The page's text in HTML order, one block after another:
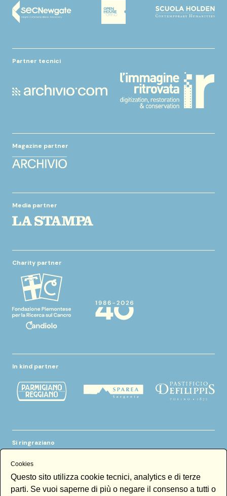
Partner tecnici
Magazine partner
Media partner
Charity partner
In kind partner
Si ringraziano
Cookies
Questo sito utilizza cookie tecnici, analytics e di terze
parti. Se vuoi saperne di più o negare il consenso a tutti o